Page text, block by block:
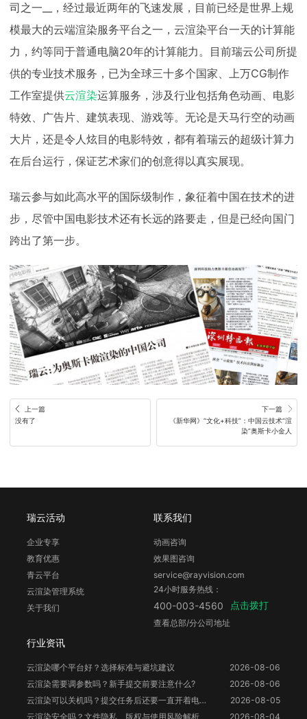
司之一__，经过最近两年的飞速发展，目前已经是世界上规
模最大的云端渲染服务平台之一，云渲染平台一天的计算能
力，约等同于普通电脑20年的计算能力。目前瑞云公司所提
供的专业技术服务，已为全球三十多个国家、上万CG制作
工作室提供云渲染运算服务，涉及行业包括角色动画、电影
特效、广告片、建筑表现、游戏等。无论是天马行空的动画
大片，还是令人炫目的电影特效，都有着瑞云的超级计算力
在后台运行，保证艺术家们的创意得以真实展现。
瑞云参与如此高水平的国际级制作，象征着中国在技术的进
步，尽管中国电影技术还有长远的路要走，但是已经向国门
跨出了第一步。
上一篇
没有了
下一篇
《新华网》“文化+科技”：中国云技术“渲
染”奥斯卡小金人
瑞云活动
企业专享
教育优惠
青云平台
云渲染管理系统
关于我们
行业资讯
云渲染哪个平台好？选择标准与避坑建议
2026-08-06
云渲染需要调参数吗？新手提交前要注意什么?
2026-08-06
云渲染可以关机吗？提交任务后还要一直开着电脑吗？
2026-08-05
云渲染安全吗？文件隐私、版权与使用风险解析
2026-08-04
联系我们
动画咨询
效果图咨询
service@rayvision.com
24小时服务热线：
400-003-4560 点击拨打
查看总部/分公司地址